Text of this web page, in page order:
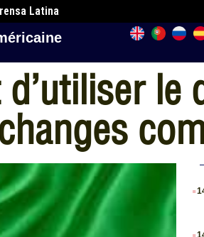
Latina
d’utiliser
.
.